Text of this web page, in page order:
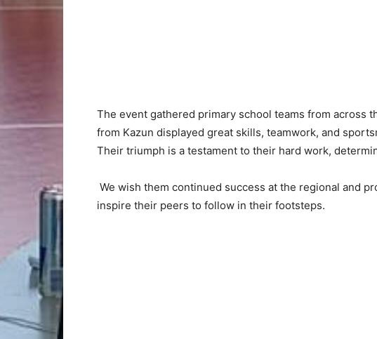
The event gathered primary school teams from across
from Kazun displayed great skills, teamwork, and
Their triumph is a testament to their hard work,
We wish them continued success at the regional and
inspire their peers to follow in their footsteps.